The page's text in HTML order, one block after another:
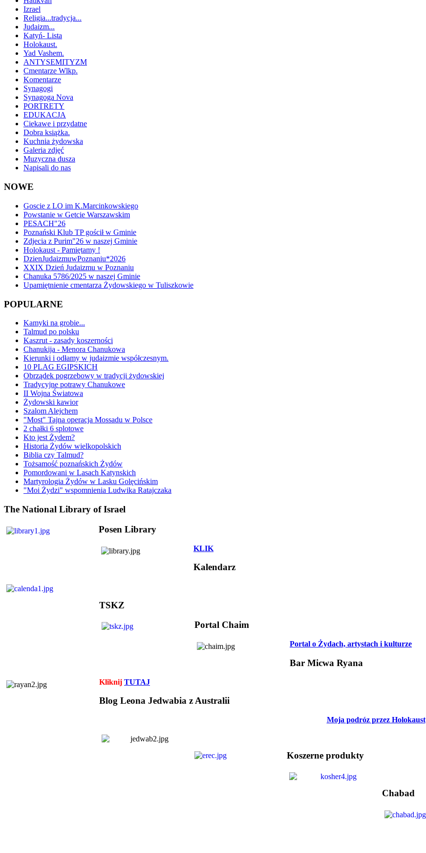
Izrael
Religia...tradycja...
Judaizm...
Katyń- Lista
Holokaust.
Yad Vashem.
ANTYSEMITYZM
Cmentarze Wlkp.
Komentarze
Synagogi
Synagoga Nova
PORTRETY
EDUKACJA
Ciekawe i przydatne
Dobra książka.
Kuchnia żydowska
Galeria zdjęć
Muzyczna dusza
Napisali do nas
NOWE
Goscie z LO im K.Marcinkowskiego
Powstanie w Getcie Warszawskim
PESACH"26
Poznański Klub TP gościł w Gminie
Zdjecia z Purim"26 w naszej Gminie
Holokaust - Pamiętamy !
DzienJudaizmuwPoznaniu*2026
XXIX Dzień Judaizmu w Poznaniu
Chanuka 5786/2025 w naszej Gminie
Upamiętnienie cmentarza Żydowskiego w Tuliszkowie
POPULARNE
Kamyki na grobie...
Talmud po polsku
Kaszrut - zasady koszerności
Chanukija - Menora Chanukowa
Kierunki i odłamy w judaizmie współczesnym.
10 PLAG EGIPSKICH
Obrządek pogrzebowy w tradycji żydowskiej
Tradycyjne potrawy Chanukowe
II Wojna Światowa
Żydowski kawior
Szalom Alejchem
"Most" Tajna operacja Mossadu w Polsce
2 chałki 6 splotowe
Kto jest Żydem?
Historia Żydów wielkopolskich
Biblia czy Talmud?
Tożsamość poznańskich Żydów
Pomordowani w Lasach Katynskich
Martyrologia Żydów w Lasku Golęcińskim
"Moi Żydzi" wspomnienia Ludwika Ratajczaka
The National Library of Israel
Posen Library
KLIK
Kalendarz
TSKZ
Portal Chaim
Portal o Żydach, artystach i kulturze
Bar Micwa Ryana
Kliknij TUTAJ
Blog Leona Jedwabia z Australii
Moja podróz przez Holokaust
Koszerne produkty
Chabad